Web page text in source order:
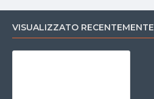
VISUALIZZATO RECENTEMENTE